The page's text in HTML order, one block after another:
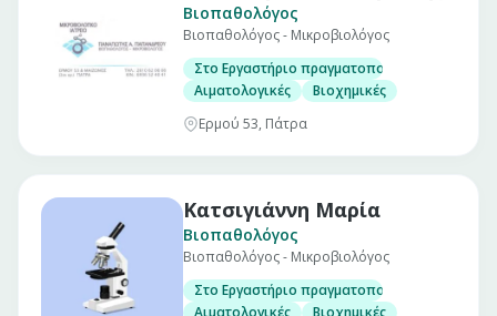
Βιοπαθολόγος
Βιοπαθολόγος - Μικροβιολόγος
Στο Εργαστήριο πραγματοποιούνται οι εξής
Αιματολογικές
Βιοχημικές
Ερμού 53, Πάτρα
Κατσιγιάννη Μαρία
Βιοπαθολόγος
Βιοπαθολόγος - Μικροβιολόγος
Στο Εργαστήριο πραγματοποιούνται οι εξής
Αιματολογικές
Βιοχημικές